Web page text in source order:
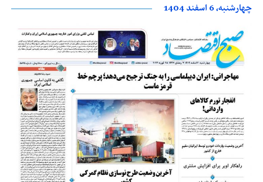
چهارشنبه، 6 اسفند 1404